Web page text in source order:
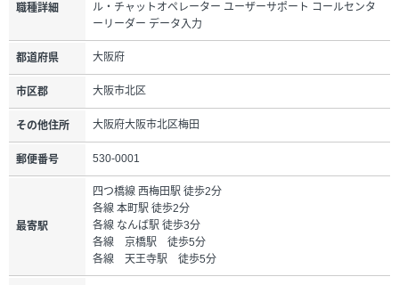
職種詳細
ル・チャットオペレーター ユーザーサポート コールセンタ
ーリーダー データ入力
都道府県 大阪府
市区郡 大阪市北区
その他住所 大阪府大阪市北区梅田
郵便番号 530-0001
最寄駅
四つ橋線 西梅田駅 徒歩2分
各線 本町駅 徒歩2分
各線 なんば駅 徒歩3分
各線 京橋駅 徒歩5分
各線 天王寺駅 徒歩5分